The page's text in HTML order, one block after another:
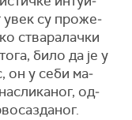
увек су про­же­
ства­ра­лач­ки
би­ло да је у
он у се­би ма­
од­